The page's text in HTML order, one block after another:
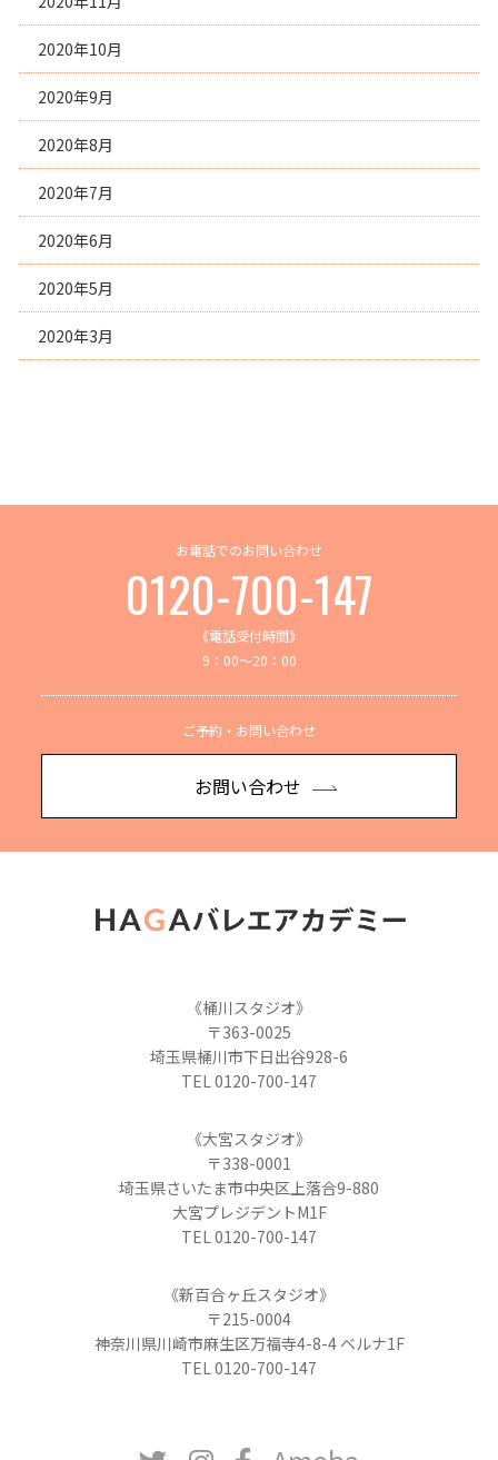
2020年10月
2020年9月
2020年8月
2020年7月
2020年6月
2020年5月
2020年3月
お電話でのお問い合わせ
0120-700-147
《電話受付時間》
9：00～20：00
ご予約・お問い合わせ
お問い合わせ
《桶川スタジオ》
〒363-0025
埼玉県桶川市下日出谷928-6
TEL 0120-700-147
《大宮スタジオ》
〒338-0001
埼玉県さいたま市中央区上落合9-880
大宮プレジデントM1F
TEL 0120-700-147
《新百合ヶ丘スタジオ》
〒215-0004
神奈川県川崎市麻生区万福寺4-8-4 ベルナ1F
TEL 0120-700-147